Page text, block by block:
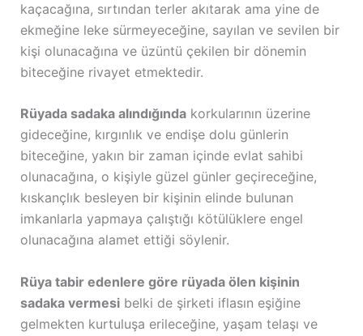
kaçacağına, sırtından terler akıtarak ama yine de
ekmeğine leke sürmeyeceğine, sayılan ve sevilen bir
kişi olunacağına ve üzüntü çekilen bir dönemin
biteceğine rivayet etmektedir.
Rüyada sadaka alındığındakorkularının üzerine
gideceğine, kırgınlık ve endişe dolu günlerin
biteceğine, yakın bir zaman içinde evlat sahibi
olunacağına, o kişiyle güzel günler geçireceğine,
kıskançlık besleyen bir kişinin elinde bulunan
imkanlarla yapmaya çalıştığı kötülüklere engel
olunacağına alamet ettiği söylenir.
Rüya tabir edenlere göre rüyada ölen kişinin
sadaka vermesibelki de şirketi iflasın eşiğine
gelmekten kurtuluşa erileceğine, yaşam telaşı ve